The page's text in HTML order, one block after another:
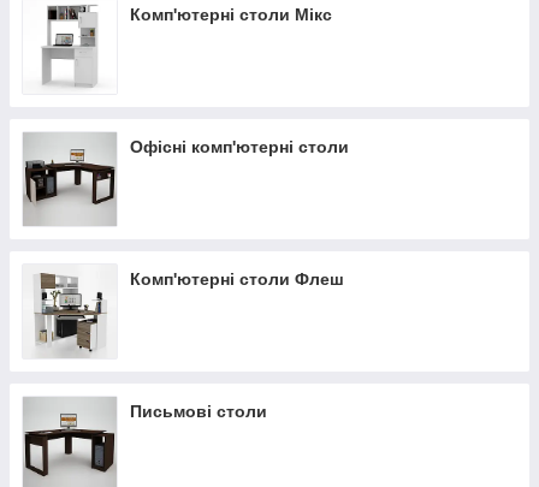
Комп'ютерні столи Мікс
Офісні комп'ютерні столи
Комп'ютерні столи Флеш
Письмові столи